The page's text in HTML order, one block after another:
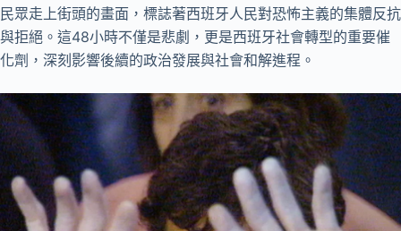
民眾走上街頭的畫面，標誌著西班牙人民對恐怖主義的集體反抗
與拒絕。這48小時不僅是悲劇，更是西班牙社會轉型的重要催
化劑，深刻影響後續的政治發展與社會和解進程。